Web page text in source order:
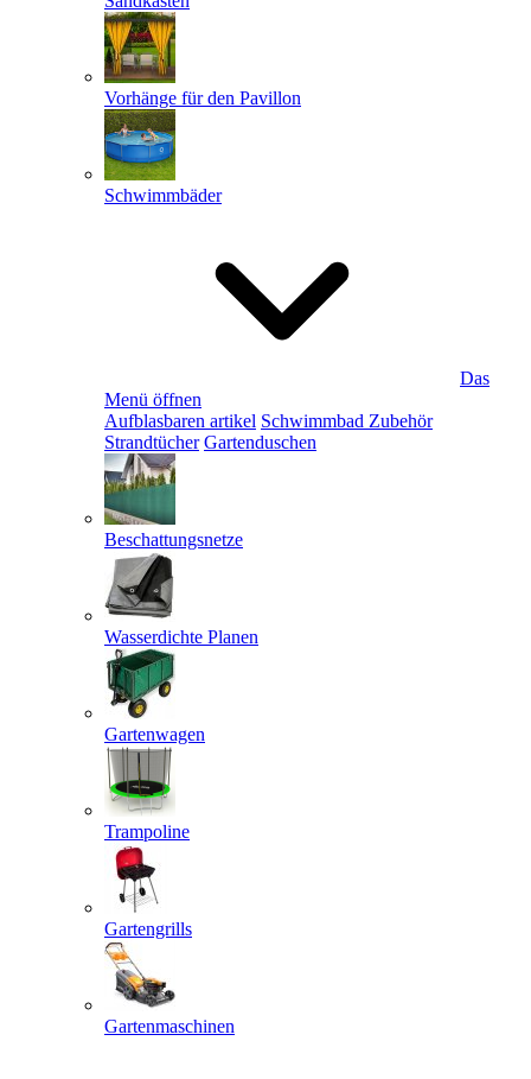
Vorhänge für den Pavillon
Schwimmbäder
Das
Menü öffnen
Aufblasbaren artikel Schwimmbad Zubehör
Strandtücher Gartenduschen
Beschattungsnetze
Wasserdichte Planen
Gartenwagen
Trampoline
Gartengrills
Gartenmaschinen